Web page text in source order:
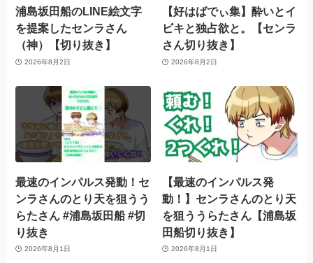
浦島坂田船のLINE絵文字
を提案したセンラさん
（神）【切り抜き】
2026年8月2日
【好はばでぃ集】酔いとイ
ビキと独占欲と。【センラ
さん切り抜き】
2026年8月2日
最速のインパルス発動！セ
ンラさんのとり天を狙うう
らたさん #浦島坂田船 #切
り抜き
2026年8月1日
【最速のインパルス発
動！】センラさんのとり天
を狙ううらたさん【浦島坂
田船切り抜き】
2026年8月1日